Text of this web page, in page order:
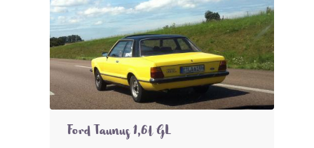
Ford Taunus 1,6l GL